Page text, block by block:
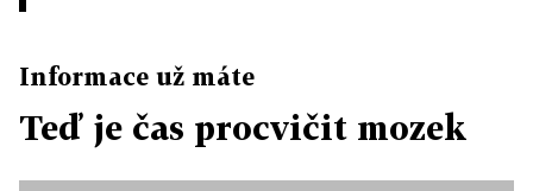
Informace už máte
Teď je čas procvičit mozek